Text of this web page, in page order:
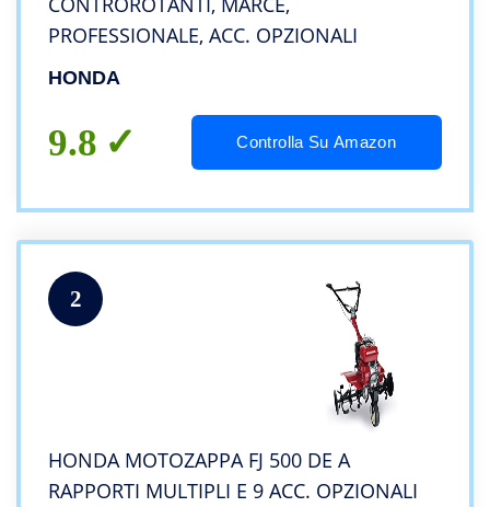
PROFESSIONALE, ACC. OPZIONALI
HONDA
9.8 Controlla Su Amazon
2
HONDA MOTOZAPPA FJ 500 DE A
RAPPORTI MULTIPLI E 9 ACC. OPZIONALI